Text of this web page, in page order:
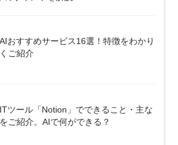
おすすめサービス16選！特徴をわかり
ご紹介
ツール「Notion」でできること・主な
ご紹介。AIで何ができる？